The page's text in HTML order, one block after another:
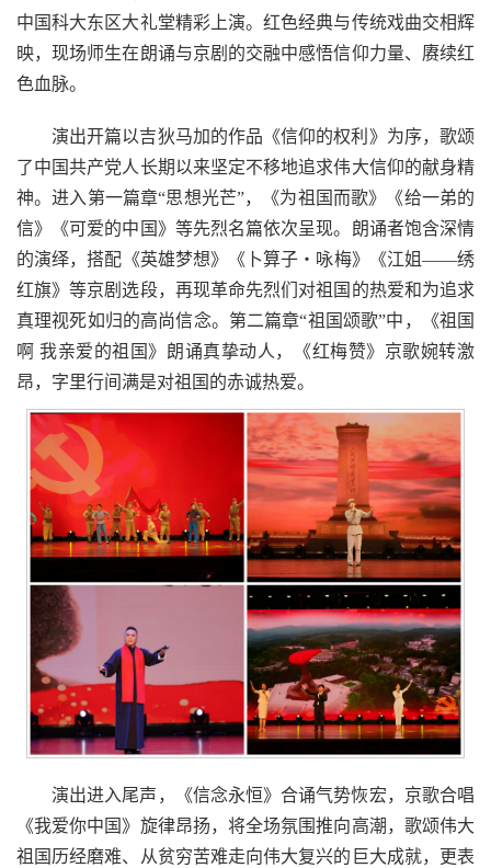
中国科大东区大礼堂精彩上演。红色经典与传统戏曲交相辉
映，现场师生在朗诵与京剧的交融中感悟信仰力量、赓续红
色血脉。
演出开篇以吉狄马加的作品《信仰的权利》为序，歌颂
了中国共产党人长期以来坚定不移地追求伟大信仰的献身精
神。进入第一篇章“思想光芒”，《为祖国而歌》《给一弟的
信》《可爱的中国》等先烈名篇依次呈现。朗诵者饱含深情
的演绎，搭配《英雄梦想》《卜算子・咏梅》《江姐——绣
红旗》等京剧选段，再现革命先烈们对祖国的热爱和为追求
真理视死如归的高尚信念。第二篇章“祖国颂歌”中，《祖国
啊 我亲爱的祖国》朗诵真挚动人，《红梅赞》京歌婉转激
昂，字里行间满是对祖国的赤诚热爱。
演出进入尾声，《信念永恒》合诵气势恢宏，京歌合唱
《我爱你中国》旋律昂扬，将全场氛围推向高潮，歌颂伟大
祖国历经磨难、从贫穷苦难走向伟大复兴的巨大成就，更表